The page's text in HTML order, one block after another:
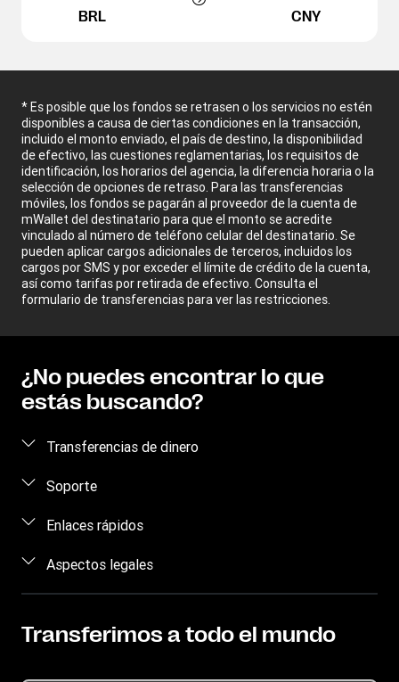
BRL CNY
* Es posible que los fondos se retrasen o los servicios no estén
disponibles a causa de ciertas condiciones en la transacción,
incluido el monto enviado, el país de destino, la disponibilidad
de efectivo, las cuestiones reglamentarias, los requisitos de
identificación, los horarios del agencia, la diferencia horaria o la
selección de opciones de retraso. Para las transferencias
móviles, los fondos se pagarán al proveedor de la cuenta de
mWallet del destinatario para que el monto se acredite
vinculado al número de teléfono celular del destinatario. Se
pueden aplicar cargos adicionales de terceros, incluidos los
cargos por SMS y por exceder el límite de crédito de la cuenta,
así como tarifas por retirada de efectivo. Consulta el
formulario de transferencias para ver las restricciones.
¿No puedes encontrar lo que
estás buscando?
Transferencias de dinero
Enviar dinero
Dónde Encontrarnos
Aplicación móvil
Convertidor de moneda
Soporte
Concienciación sobre el fraude
Enlaces rápidos
Iniciar sesión
Regístrate
Oficina de prensa
Promoción
Aspectos legales
Términos de servicio
Transferimos a todo el mundo